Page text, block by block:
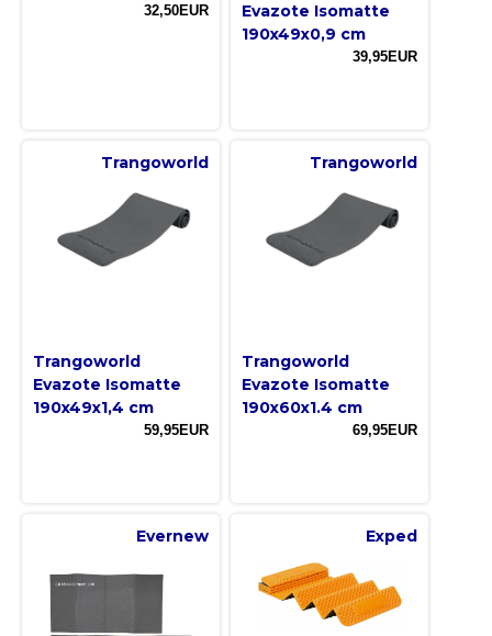
32,50EUR
Evazote Isomatte
190x49x0,9 cm
39,95EUR
Trangoworld
Trangoworld
Evazote Isomatte
190x49x1,4 cm
59,95EUR
Trangoworld
Trangoworld
Evazote Isomatte
190x60x1.4 cm
69,95EUR
Evernew Exped